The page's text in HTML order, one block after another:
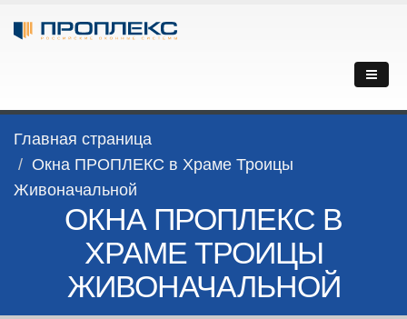
Главная страница
Окна ПРОПЛЕКС в Храме Троицы
Живоначальной
ОКНА ПРОПЛЕКС В
ХРАМЕ ТРОИЦЫ
ЖИВОНАЧАЛЬНОЙ